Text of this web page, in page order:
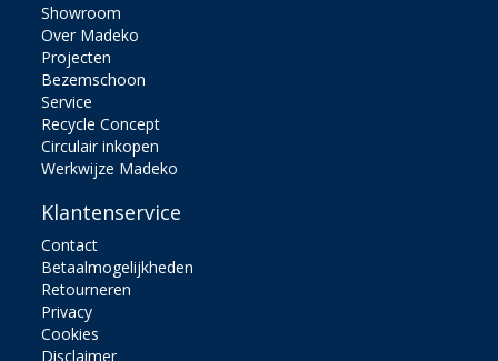
Showroom
Over Madeko
Projecten
Bezemschoon
Service
Recycle Concept
Circulair inkopen
Werkwijze Madeko
Klantenservice
Contact
Betaalmogelijkheden
Retourneren
Privacy
Cookies
Disclaimer